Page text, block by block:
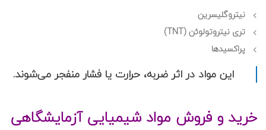
نیتروگلیسرین
تری نیتروتولوئن (TNT)
پراکسیدها
این مواد در اثر ضربه، حرارت یا فشار منفجر می‌شوند.
خرید و فروش مواد شیمیایی آزمایشگاهی